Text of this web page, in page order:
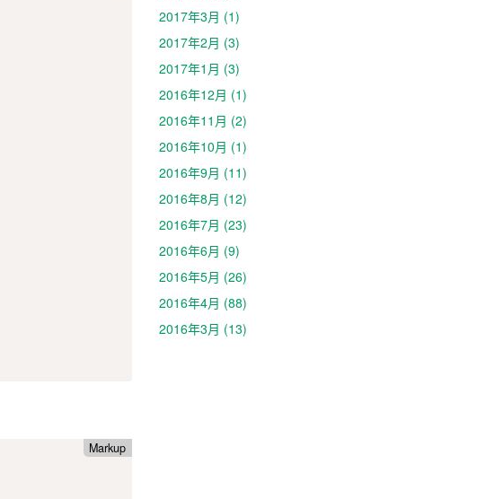
Markup
2017年3月 (1)
2017年2月 (3)
2017年1月 (3)
2016年12月 (1)
2016年11月 (2)
2016年10月 (1)
2016年9月 (11)
2016年8月 (12)
2016年7月 (23)
2016年6月 (9)
2016年5月 (26)
2016年4月 (88)
2016年3月 (13)